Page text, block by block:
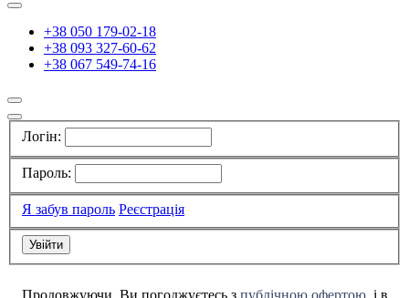
+38 050 179-02-18
+38 093 327-60-62
+38 067 549-74-16
Логін:
Пароль:
Я забув пароль Реєстрація